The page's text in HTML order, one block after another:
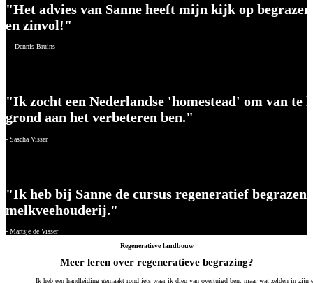
"Het advies van Sanne heeft mijn kijk op
en zinvol!"
— Dennis Bruins
"Ik zocht een Nederlandse 'homestead' om van
grond aan het verbeteren ben."
- Sascha Visser
"Ik heb bij Sanne de cursus regeneratief begrazen
melkveehouderij."
- Martsje de Visser
Regeneratieve landbouw
Meer leren over regeneratieve begrazing?
Ik heb een handleiding gemaakt rond iets waar ik diep van overtuigd ben, maar wat zelden in